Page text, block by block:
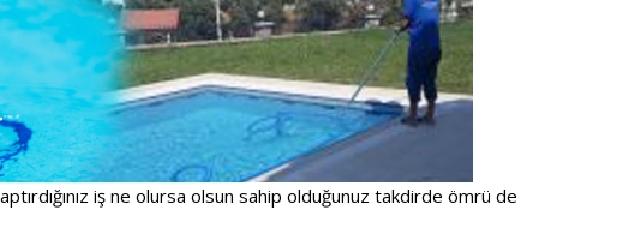
iş ne olursa olsun sahip olduğunuz takdirde ömrü de